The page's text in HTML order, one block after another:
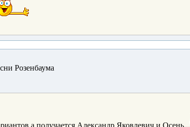
Розенбаума
а получается Александр Яковлевич и Осень...